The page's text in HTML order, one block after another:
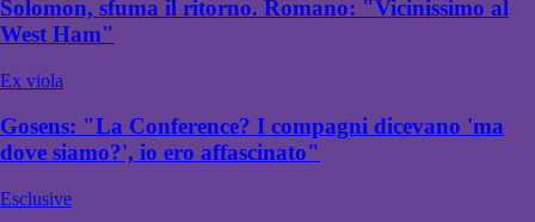
Solomon, sfuma il ritorno. Romano: "Vicinissimo al
West Ham"
Ex viola
Gosens: "La Conference? I compagni dicevano 'ma
dove siamo?', io ero affascinato"
Esclusive